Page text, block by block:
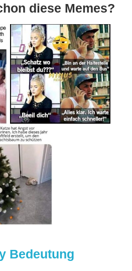
diese Memes?
Bedeutung